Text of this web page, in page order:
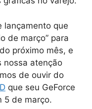
lançamento que
de março” para
próximo mês, e
nossa atenção
de ouvir do
que seu GeForce
5 de março.